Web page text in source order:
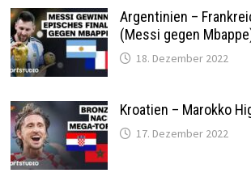
Argentinien –
(Messi gegen
18. Dezember 2022
Kroatien – Marokko
17. Dezember 2022